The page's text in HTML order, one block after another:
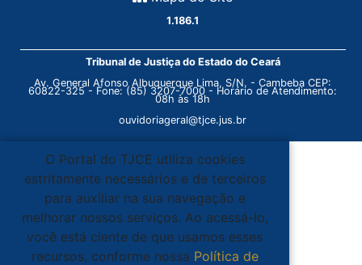
1.186.1
Tribunal de Justiça do Estado do Ceará
Av. General Afonso Albuquerque Lima, S/N. - Cambeba CEP:
60822-325 - Fone: (85) 3207-7000 - Horário de Atendimento:
08h às 18h
ouvidoriageral@tjce.jus.br
O Portal do TJCE utiliza cookies
estritamente necessários e de terceiros
para auxiliar na sua navegação e
melhorar nossos serviços. Ao acessá-lo,
você está ciente de que usamos esses
recursos, conforme nossa Política de